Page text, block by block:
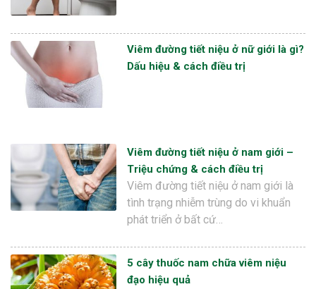
Viêm đường tiết niệu ở nữ giới là gì?
Dấu hiệu & cách điều trị
Viêm đường tiết niệu ở nam giới –
Triệu chứng & cách điều trị
Viêm đường tiết niệu ở nam giới là
tình trạng nhiễm trùng do vi khuẩn
phát triển ở bất cứ…
5 cây thuốc nam chữa viêm niệu
đạo hiệu quả